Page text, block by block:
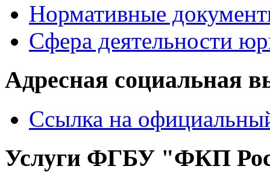
Нормативные
Сфера деятельности
Адресная социальная
Ссылка на
Услуги ФГБУ "ФКП